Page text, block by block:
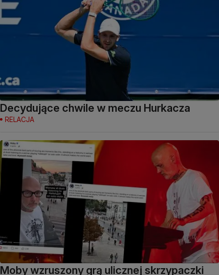
Decydujące chwile w meczu Hurkacza
RELACJA
Moby wzruszony grą ulicznej skrzypaczki